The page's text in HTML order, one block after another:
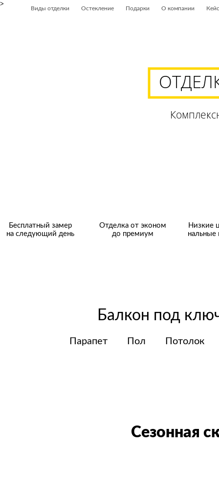
>
Бесплатный замер
на следующий день
Отделка от эконом
до премиум
Низкие
нальные
Виды отделки Остекление Подарки О компании
Балкон под
Парапет Пол Потолок
Сезонная